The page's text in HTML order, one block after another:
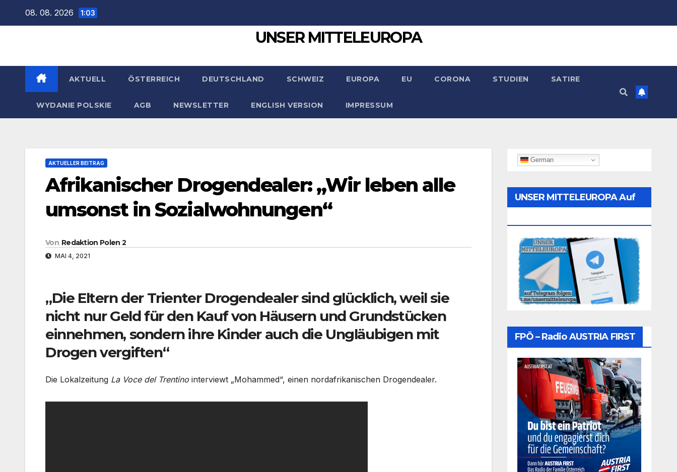
08. 08. 2026 1:03
UNSER MITTELEUROPA
AKTUELL ÖSTERREICH DEUTSCHLAND SCHWEIZ EUROPA EU CORONA STUDIEN SATIRE
WYDANIE POLSKIE AGB NEWSLETTER ENGLISH VERSION IMPRESSUM
AKTUELLER BEITRAG
Afrikanischer Drogendealer: „Wir leben alle
umsonst in Sozialwohnungen“
Von Redaktion Polen 2
MAI 4, 2021
„Die Eltern der Trienter Drogendealer sind glücklich, weil sie
nicht nur Geld für den Kauf von Häusern und Grundstücken
einnehmen, sondern ihre Kinder auch die Ungläubigen mit
Drogen vergiften“
Die Lokalzeitung La Voce del Trentino interviewt „Mohammed“, einen nordafrikanischen Drogendealer.
German
UNSER MITTELEUROPA Auf
FPÖ – Radio AUSTRIA FIRST